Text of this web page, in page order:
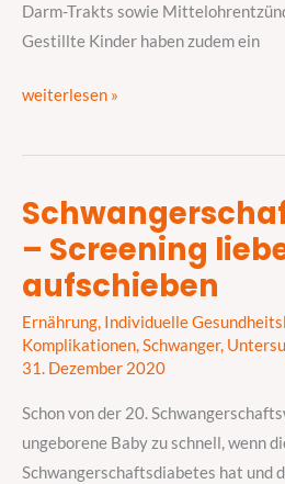
Darm-Trakts sowie
Gestillte Kinder haben zudem ein
weiterlesen »
– Screening
aufschieben
Ernährung, Individuelle
Komplikationen,Schwanger,
31. Dezember 2020
Schon von der 20.
ungeborene Baby zu schnell, wenn
Schwangerschaftsdiabetes hat und
Schwangerschaftsdiabetes
Screening
lieber
nicht
aufschieben